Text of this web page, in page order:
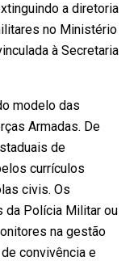
a diretoria
no Ministério
à Secretaria
modelo das
Armadas. De
de
currículos
civis. Os
da Polícia Militar ou
na gestão
convivência e